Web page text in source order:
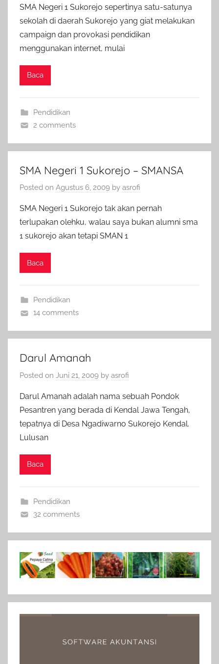
SMA Negeri 1 Sukorejo sepertinya satu-satunya
sekolah di daerah Sukorejo yang giat melakukan
campaign dan provokasi pendidikan
menggunakan internet, mulai
Baca
Pendidikan
2 comments
SMA Negeri 1 Sukorejo – SMANSA
Posted on Agustus 6, 2009 by asrofi
SMA Negeri 1 Sukorejo tak akan pernah
terlupakan olehku, walau saya bukan alumni sma
1 sukorejo akan tetapi SMAN 1
Baca
Pendidikan
14 comments
Darul Amanah
Posted on Juni 21, 2009 by asrofi
Darul Amanah adalah nama sebuah Pondok
Pesantren yang berada di Kendal Jawa Tengah,
tepatnya di Desa Ngadiwarno Sukorejo Kendal.
Lulusan
Baca
Pendidikan
32 comments